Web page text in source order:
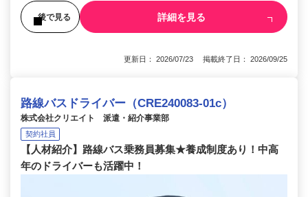
後で見る 詳細を見る
更新日： 2026/07/23 掲載終了日： 2026/09/25
路線バスドライバー（CRE240083-01c）
株式会社クリエイト 派遣・紹介事業部
契約社員
【人材紹介】路線バス乗務員募集★養成制度あり！中高
年のドライバーも活躍中！